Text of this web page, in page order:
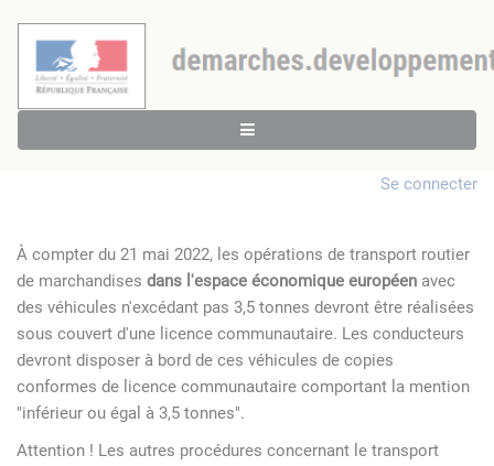
Se connecter
À compter du 21 mai 2022, les opérations de transport routier
de marchandises dans l'espace économique européen avec
des véhicules n'excédant pas 3,5 tonnes devront être réalisées
sous couvert d'une licence communautaire. Les conducteurs
devront disposer à bord de ces véhicules de copies
conformes de licence communautaire comportant la mention
"inférieur ou égal à 3,5 tonnes".
Attention ! Les autres procédures concernant le transport